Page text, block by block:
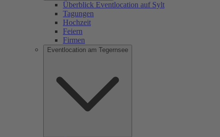
Überblick Eventlocation auf Sylt
Tagungen
Hochzeit
Feiern
Firmen
Eventlocation am Tegernsee